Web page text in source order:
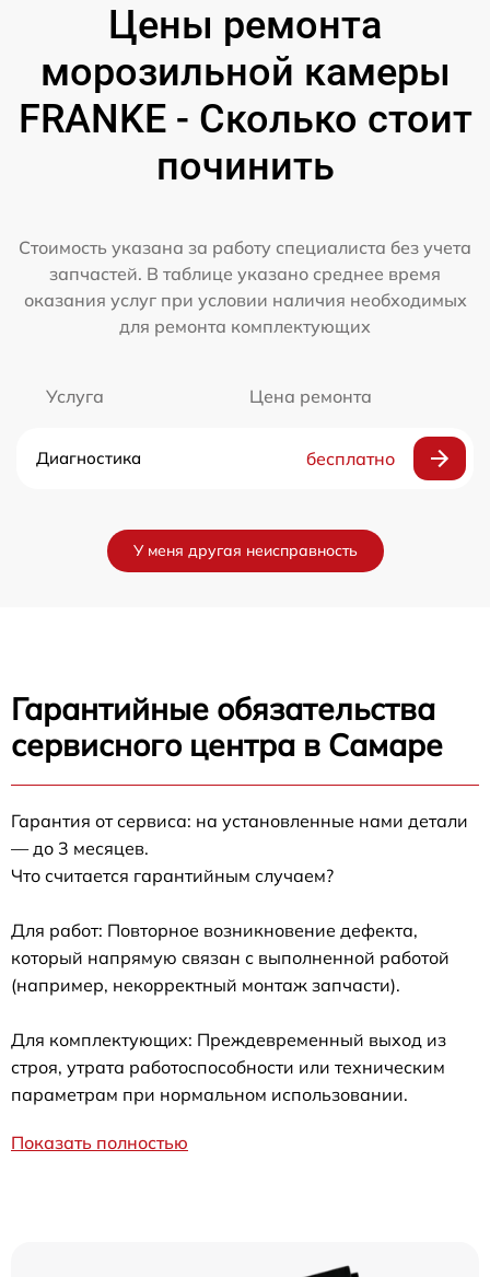
Цены ремонта
морозильной камеры
FRANKE - Сколько стоит
починить
Стоимость указана за работу специалиста без учета
запчастей. В таблице указано среднее время
оказания услуг при условии наличия необходимых
для ремонта комплектующих
Услуга Цена ремонта
Диагностика бесплатно
У меня другая неисправность
Гарантийные обязательства
сервисного центра в Самаре
Гарантия от сервиса: на установленные нами детали
— до 3 месяцев.
Что считается гарантийным случаем?
Для работ: Повторное возникновение дефекта,
который напрямую связан с выполненной работой
(например, некорректный монтаж запчасти).
Для комплектующих: Преждевременный выход из
строя, утрата работоспособности или техническим
параметрам при нормальном использовании.
Показать полностью